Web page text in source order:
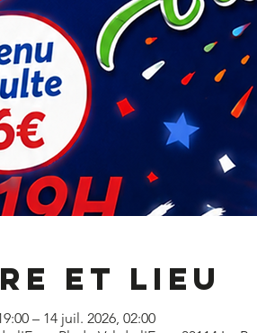
et lieu
– 14 juil. 2026, 02:00